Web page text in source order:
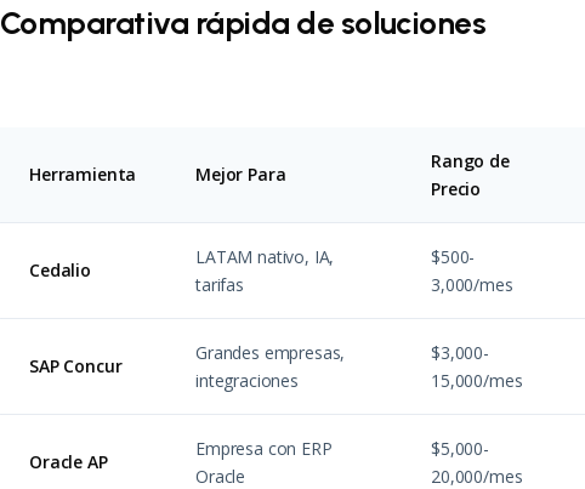
Comparativa rápida de soluciones
Herramienta Mejor Para
Rango de
Precio
Cedalio
LATAM nativo, IA,
tarifas
$500-
3,000/mes
SAP Concur
Grandes empresas,
integraciones
$3,000-
15,000/mes
Oracle AP
Empresa con ERP
Oracle
$5,000-
20,000/mes